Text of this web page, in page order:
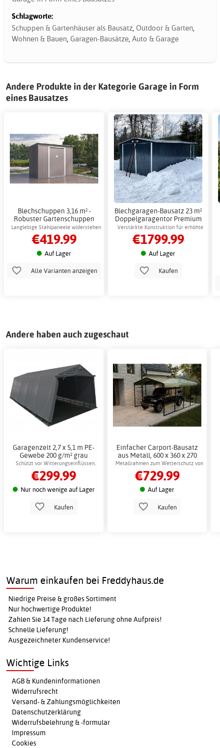
Schlagworte:
Schuppen & Gartenhäuser als Bausatz, Outdoor & Garten,
Wohnen & Bauen, Garagen-Bausätze, Auto & Garage
Andere Produkte in der Kategorie Garage in Form
eines Bausatzes
Blechschuppen 3,16 m² -
Robuster Gartenschuppen
mit Schiebetüren
Langlebige Stahlpaneele widerstehen
Rost und Korrosion
€419.99
Auf Lager
Alle Varianten anzeigen
Blechgaragen-Bausatz 23 m²
Doppelgaragentor Premium
Verstärkte Konstruktion für erhöhte
Festigkeit
€1799.99
Auf Lager
Kaufen
Andere haben auch zugeschaut
Garagenzelt 2,7 x 5,1 m PE-
Gewebe 200 g/m² grau
Garagen-Set
Schützt vor Witterungseinflüssen,
einfache Montage
€299.99
Nur noch wenige auf Lager
Kaufen
Einfacher Carport-Bausatz
aus Metall, 600 x 360 x 270
cm, inklusive Farbfolie
Metallrahmen zum Wetterschutz von
Fahrzeugen
€729.99
Auf Lager
Kaufen
Warum einkaufen bei Freddyhaus.de
Niedrige Preise & großes Sortiment
Nur hochwertige Produkte!
Zahlen Sie 14 Tage nach Lieferung ohne Aufpreis!
Schnelle Lieferung!
Ausgezeichneter Kundenservice!
Wichtige Links
AGB & Kundeninformationen
Widerrufsrecht
Versand- & Zahlungsmöglichkeiten
Datenschutzerklärung
Widerrufsbelehrung & -formular
Impressum
Cookies